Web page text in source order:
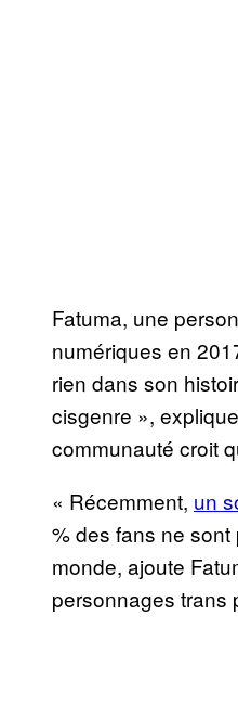
Fatuma, une
numériques en
rien dans son
cisgenre »,
communauté croit
« Récemment, un
% des fans ne
monde, ajoute
personnages trans